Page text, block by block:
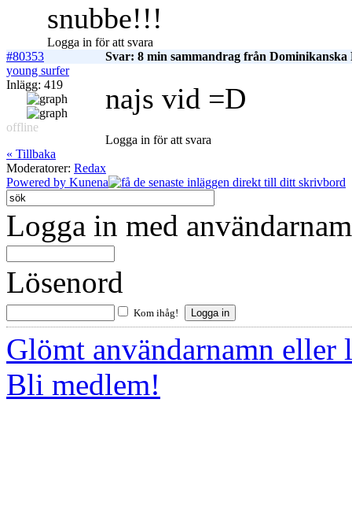
snubbe!!!
Logga in för att svara
#80353
Svar: 8 min sammandrag från Dominikanska
young surfer
Inlägg: 419
offline
najs vid =D
Logga in för att svara
« Tillbaka
Moderatorer: Redax
Powered by Kunena
Logga in med
Lösenord
Kom ihåg!
Glömt användarnamn eller
Bli medlem!